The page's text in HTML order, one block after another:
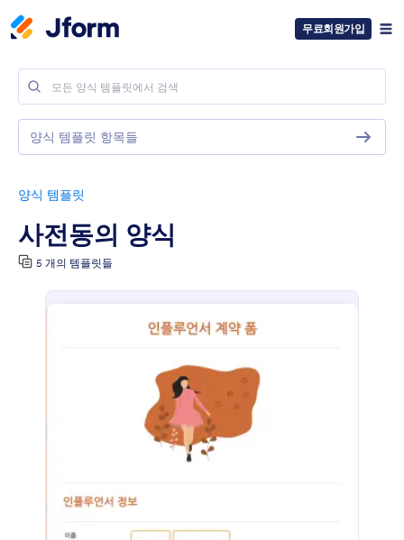
무료회원가입
양식 템플릿
사전동의 양식
5 개의 템플릿들
양식 템플릿 항목들